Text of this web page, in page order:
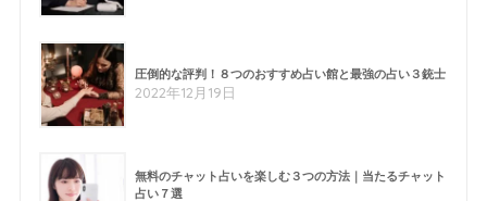
圧倒的な評判！８つのおすすめ占い館と最強の占い３銃士
2022年12月19日
無料のチャット占いを楽しむ３つの方法｜当たるチャット
占い７選